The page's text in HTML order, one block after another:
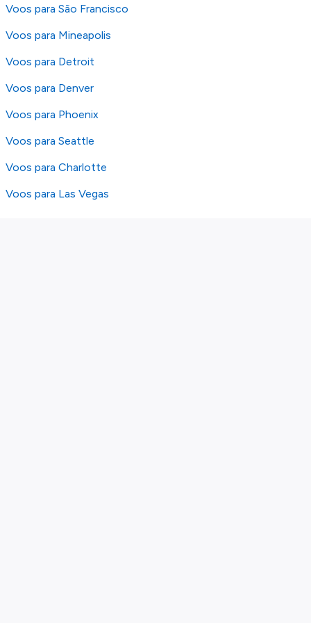
Voos para São Francisco
Voos para Mineapolis
Voos para Detroit
Voos para Denver
Voos para Phoenix
Voos para Seattle
Voos para Charlotte
Voos para Las Vegas